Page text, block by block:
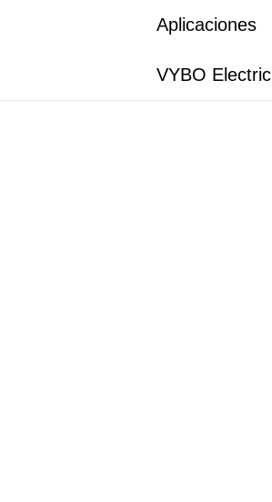
Aplicaciones
VYBO Electric